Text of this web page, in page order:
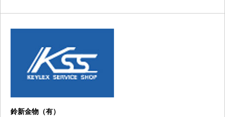
鈴新金物（有）